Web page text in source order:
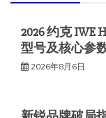
2026 约克 IWE
型号及核心参
2026年8月6日